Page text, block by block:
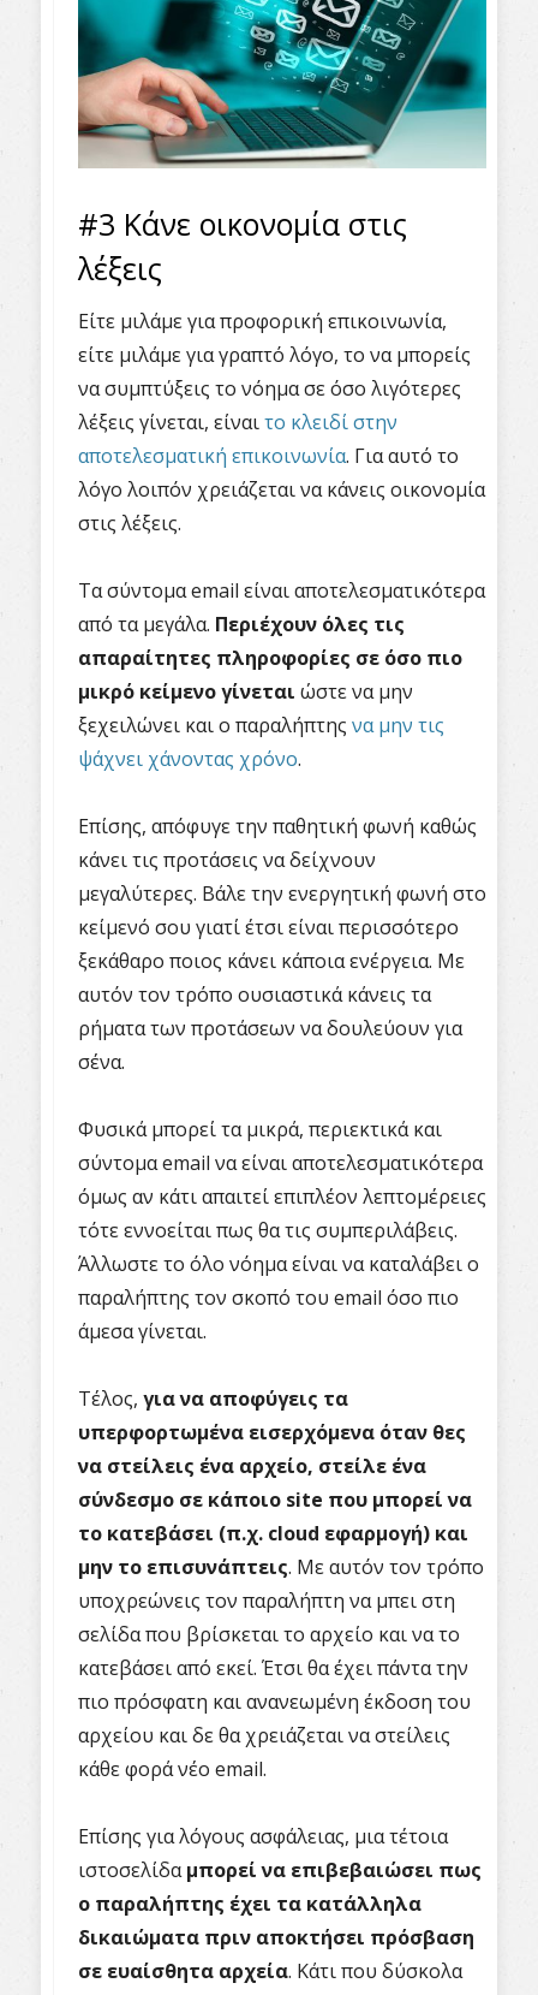
#3 Κάνε οικονομία στις
λέξεις
Είτε μιλάμε για προφορική επικοινωνία,
είτε μιλάμε για γραπτό λόγο, το να μπορείς
να συμπτύξεις το νόημα σε όσο λιγότερες
λέξεις γίνεται, είναιτο κλειδί στην
αποτελεσματική επικοινωνία. Για αυτό το
λόγο λοιπόν χρειάζεται να κάνεις οικονομία
στις λέξεις.
Τα σύντομαemail είναι αποτελεσματικότερα
από τα μεγάλα. Περιέχουν όλες τις
απαραίτητες πληροφορίες σε όσο πιο
μικρό κείμενο γίνεται ώστε να μην
ξεχειλώνει και ο παραλήπτης να μην τις
ψάχνει χάνοντας χρόνο.
Επίσης, απόφυγε την παθητική φωνή καθώς
κάνει τις προτάσεις να δείχνουν
μεγαλύτερες. Βάλε την ενεργητική φωνή στο
κείμενό σου γιατί έτσι είναι περισσότερο
ξεκάθαρο ποιος κάνει κάποια ενέργεια. Με
αυτόν τον τρόπο ουσιαστικά κάνεις τα
ρήματα των προτάσεων να δουλεύουν για
σένα.
Φυσικά μπορεί τα μικρά, περιεκτικά και
σύντομαemail να είναι αποτελεσματικότερα
όμως αν κάτι απαιτεί επιπλέον λεπτομέρειες
τότε εννοείται πως θα τις συμπεριλάβεις.
Άλλωστε το όλο νόημα είναι να καταλάβει ο
παραλήπτης τον σκοπό του email όσο πιο
άμεσα γίνεται.
Τέλος, για να αποφύγεις τα
υπερφορτωμένα εισερχόμενα όταν θες
να στείλεις ένα αρχείο, στείλε ένα
σύνδεσμο σε κάποιο site που μπορεί να
το κατεβάσει (π.χ. cloud εφαρμογή) και
μην το επισυνάπτεις. Με αυτόν τον τρόπο
υποχρεώνεις τον παραλήπτη να μπει στη
σελίδα που βρίσκεται το αρχείο και να το
κατεβάσει από εκεί. Έτσι θα έχει πάντα την
πιο πρόσφατη και ανανεωμένη έκδοση του
αρχείου και δε θα χρειάζεται να στείλεις
κάθε φορά νέο email.
Επίσης για λόγους ασφάλειας, μια τέτοια
ιστοσελίδαμπορεί να επιβεβαιώσει πως
ο παραλήπτης έχει τα κατάλληλα
δικαιώματα πριν αποκτήσει πρόσβαση
σε ευαίσθητα αρχεία. Κάτι που δύσκολα